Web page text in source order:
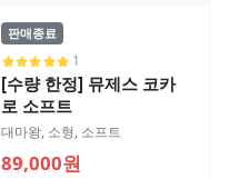
판매종료
1
[수량 한정] 뮤제스 코카
로 소프트
대마왕, 소형, 소프트
89,000원